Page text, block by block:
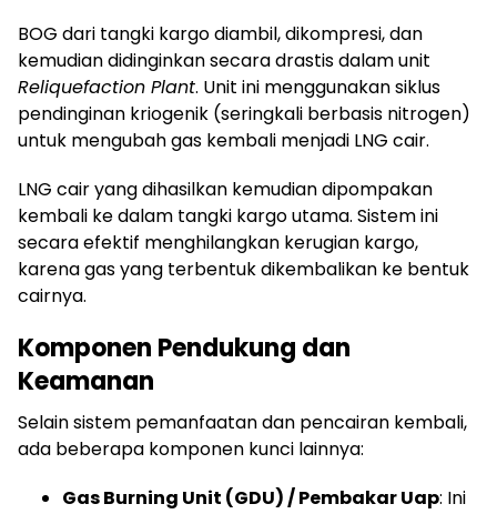
BOG dari tangki kargo diambil, dikompresi, dan
kemudian didinginkan secara drastis dalam unit
Reliquefaction Plant. Unit ini menggunakan siklus
pendinginan kriogenik (seringkali berbasis nitrogen)
untuk mengubah gas kembali menjadi LNG cair.
LNG cair yang dihasilkan kemudian dipompakan
kembali ke dalam tangki kargo utama. Sistem ini
secara efektif menghilangkan kerugian kargo,
karena gas yang terbentuk dikembalikan ke bentuk
cairnya.
Komponen Pendukung dan
Keamanan
Selain sistem pemanfaatan dan pencairan kembali,
ada beberapa komponen kunci lainnya:
Gas Burning Unit (GDU) / Pembakar Uap: Ini